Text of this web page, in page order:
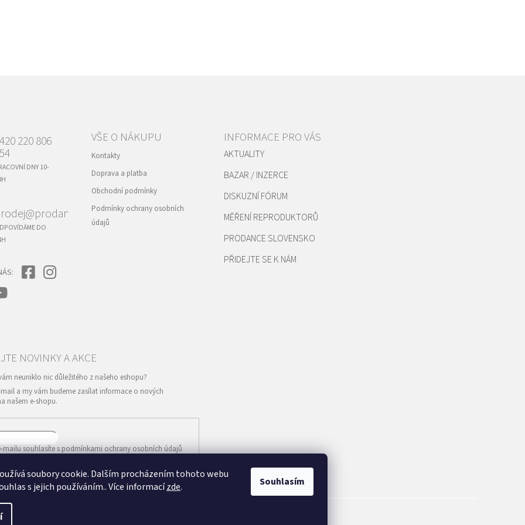
soubory cookie. Dalším procházením tohoto webu
s jejich používáním.. Více informacízde. Souhlasím
220 806
DNY 10-
DO
VŠE O NÁKUPU
Kontakty
Doprava a platba
Obchodní podmínky
Podmínky ochrany osobních
údajů
INFORMACE PRO VÁS
AKTUALITY
BAZAR / INZERCE
DISKUZNÍ FÓRUM
MĚŘENÍ REPRODUKTORŮ
PRODANCE SLOVENSKO
PŘIDEJTE SE K NÁM
a my vám budeme zasílat informace o nových
našem e-shopu.
mailu souhlasíte spodmínkami ochrany osobních údajů
SE
vyhrazena.